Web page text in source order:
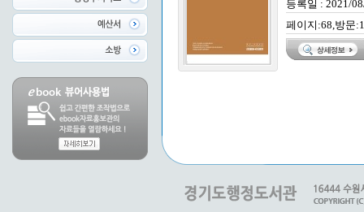
등록일 : 2021/
페이지:68,방문